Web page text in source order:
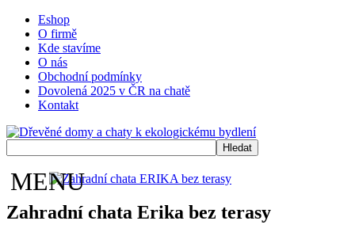
Eshop
O firmě
Kde stavíme
O nás
Obchodní podmínky
Dovolená 2025 v ČR na chatě
Kontakt
MENU
Zahradní chata Erika bez terasy